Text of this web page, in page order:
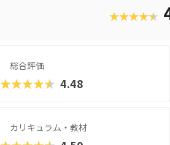
す。Kicsのほうは身近なものを
★★★★★
総合評価
★★★★★ 4.48
カリキュラム・教材